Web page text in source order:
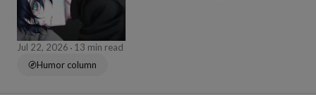
Jul 22, 2026
13 min read
Humor column